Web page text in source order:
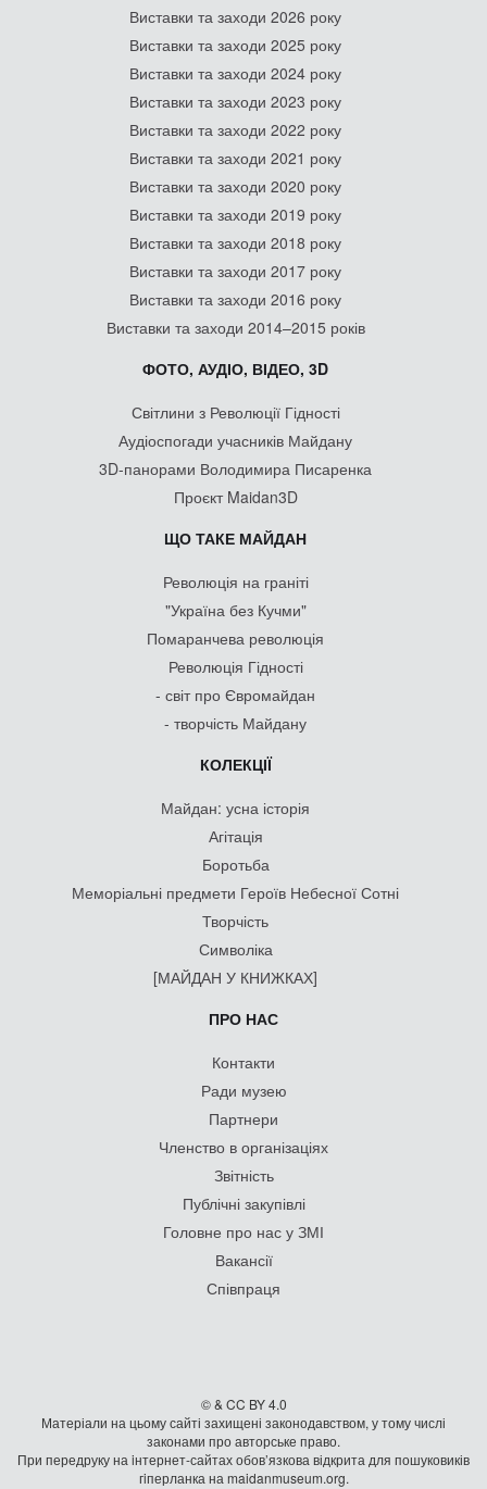
Виставки та заходи 2026 року
Виставки та заходи 2025 року
Виставки та заходи 2024 року
Виставки та заходи 2023 року
Виставки та заходи 2022 року
Виставки та заходи 2021 року
Виставки та заходи 2020 року
Виставки та заходи 2019 року
Виставки та заходи 2018 року
Виставки та заходи 2017 року
Виставки та заходи 2016 року
Виставки та заходи 2014–2015 років
ФОТО, АУДІО, ВІДЕО, 3D
Світлини з Революції Гідності
Аудіоспогади учасників Майдану
3D-панорами Володимира Писаренка
Проєкт Maidan3D
ЩО ТАКЕ МАЙДАН
Революція на граніті
"Україна без Кучми"
Помаранчева революція
Революція Гідності
- світ про Євромайдан
- творчість Майдану
КОЛЕКЦІЇ
Майдан: усна історія
Агітація
Боротьба
Меморіальні предмети Героїв Небесної Сотні
Творчість
Символіка
[МАЙДАН У КНИЖКАХ]
ПРО НАС
Контакти
Ради музею
Партнери
Членство в організаціях
Звітність
Публічні закупівлі
Головне про нас у ЗМІ
Вакансії
Співпраця
© & CC BY 4.0
Матеріали на цьому сайті захищені законодавством, у тому числі
законами про авторське право.
При передруку на iнтернет-сайтах обов’язкова відкрита для пошуковиків
гiперланка на maidanmuseum.org.